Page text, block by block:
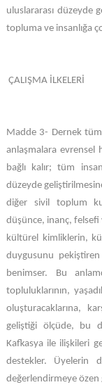
uluslararası düzeyde
topluma ve insanlığa
ÇALIŞMA İLKELERİ
Madde 3- Dernek tüm
anlaşmalara evrensel
bağlı kalır; tüm
düzeyde
diğer sivil toplum
düşünce, inanç, felsefi
kültürel kimliklerin,
duygusunu
benimser. Bu
topluluklarının,
oluşturacaklarına,
geliştiği ölçüde, bu
Kafkasya ile ilişkileri
destekler. Üyelerin
değerlendirmeye özen